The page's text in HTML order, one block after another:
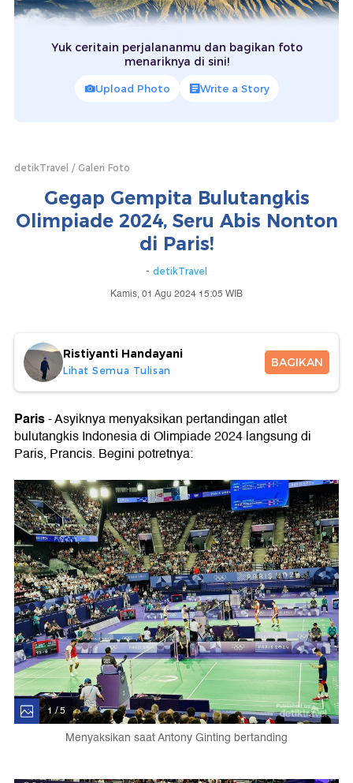
Yuk ceritain perjalananmu dan bagikan foto
menariknya di sini!
Upload Photo Write a Story
detikTravel Galeri Foto
Gegap Gempita Bulutangkis
Olimpiade 2024, Seru Abis Nonton
di Paris!
- detikTravel
Kamis, 01 Agu 2024 15:05 WIB
Ristiyanti Handayani
Lihat Semua Tulisan
BAGIKAN
Paris- Asyiknya menyaksikan pertandingan atlet
bulutangkis Indonesia di Olimpiade 2024 langsung di
Paris, Prancis. Begini potretnya:
1 / 5
Menyaksikan saat Antony Ginting bertanding